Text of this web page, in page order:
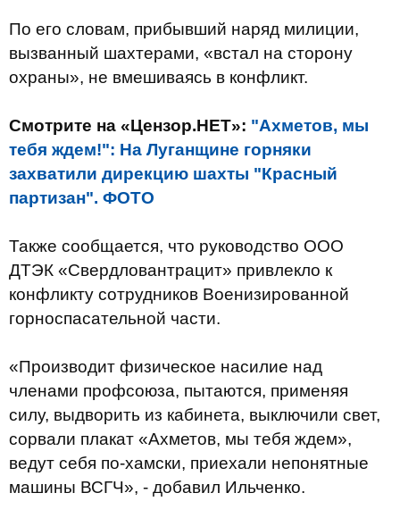
По его словам, прибывший наряд милиции,
вызванный шахтерами, «встал на сторону
охраны», не вмешиваясь в конфликт.
Смотрите на «Цензор.НЕТ»: "Ахметов, мы
тебя ждем!": На Луганщине горняки
захватили дирекцию шахты "Красный
партизан". ФОТО
Также сообщается, что руководство ООО
ДТЭК «Свердловантрацит» привлекло к
конфликту сотрудников Военизированной
горноспасательной части.
«Производит физическое насилие над
членами профсоюза, пытаются, применяя
силу, выдворить из кабинета, выключили свет,
сорвали плакат «Ахметов, мы тебя ждем»,
ведут себя по-хамски, приехали непонятные
машины ВСГЧ», - добавил Ильченко.